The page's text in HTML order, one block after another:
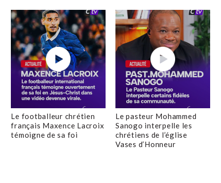
Le footballeur chrétien
français Maxence Lacroix
témoigne de sa foi
Le pasteur Mohammed
Sanogo interpelle les
chrétiens de l’église
Vases d’Honneur